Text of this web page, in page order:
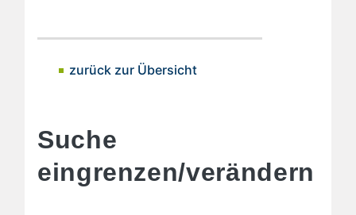
zurück zur Übersicht
Suche
eingrenzen/verändern